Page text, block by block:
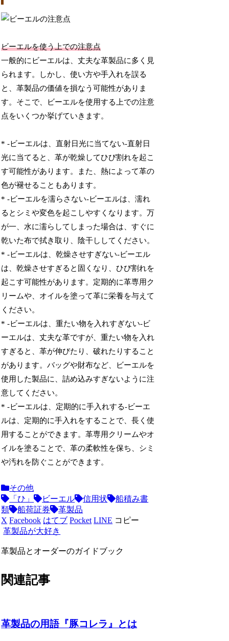
ビーエルを使う上での注意点
一般的にビーエルは、丈夫な革製品に多く見
られます。しかし、使い方や手入れを誤る
と、革製品の価値を損なう可能性がありま
す。そこで、ビーエルを使用する上での注意
点をいくつか挙げていきます。
* -ビーエルは、直射日光に当てない-直射日
光に当てると、革が乾燥してひび割れを起こ
す可能性があります。また、熱によって革の
色が褪せることもあります。
* -ビーエルを濡らさない-ビーエルは、濡れ
るとシミや変色を起こしやすくなります。万
が一、水に濡らしてしまった場合は、すぐに
乾いた布で拭き取り、陰干ししてください。
* -ビーエルは、乾燥させすぎない-ビーエル
は、乾燥させすぎると固くなり、ひび割れを
起こす可能性があります。定期的に革専用ク
リームや、オイルを塗って革に栄養を与えて
ください。
* -ビーエルは、重たい物を入れすぎない-ビ
ーエルは、丈夫な革ですが、重たい物を入れ
すぎると、革が伸びたり、破れたりすること
があります。バッグや財布など、ビーエルを
使用した製品に、詰め込みすぎないように注
意してください。
* -ビーエルは、定期的に手入れする-ビーエ
ルは、定期的に手入れをすることで、長く使
用することができます。革専用クリームやオ
イルを塗ることで、革の柔軟性を保ち、シミ
や汚れを防ぐことができます。
その他
「ひ」
ビーエル 信用状
船積み書
類
船荷証券
革製品
X Facebook はてブ Pocket LINE コピー
革製品が大好き
革製品とオーダーのガイドブック
関連記事
革製品の用語『豚コレラ』とは